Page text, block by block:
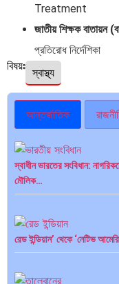
Treatment
জাতীয় শিক্ষক বাতায়ন
প্রতিরোধ নির্দেশিকা
বিষয়ঃ স্বাস্থ্য
আন্তর্জাতিক
স্বাধীন ভারতের সংবিধান:
মৌলিক…
রেড ইন্ডিয়ান’ থেকে ‘নেটিভ